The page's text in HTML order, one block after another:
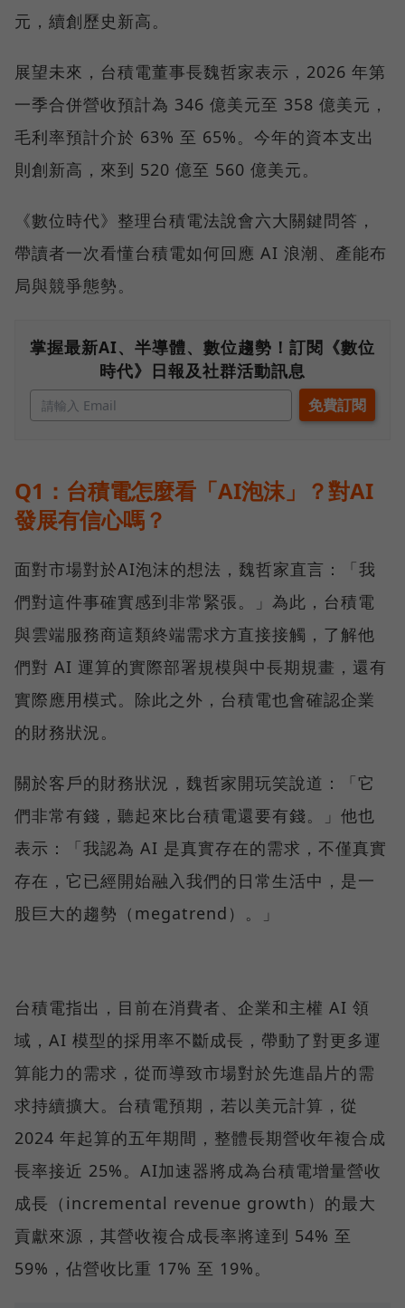
元，續創歷史新高。
展望未來，台積電董事長魏哲家表示，2026 年第
一季合併營收預計為 346 億美元至 358 億美元，
毛利率預計介於 63% 至 65%。今年的資本支出
則創新高，來到 520 億至 560 億美元。
《數位時代》整理台積電法說會六大關鍵問答，
帶讀者一次看懂台積電如何回應 AI 浪潮、產能布
局與競爭態勢。
掌握最新AI、半導體、數位趨勢！訂閱《數位
時代》日報及社群活動訊息
Q1：台積電怎麼看「AI泡沫」？對AI
發展有信心嗎？
面對市場對於AI泡沫的想法，魏哲家直言：「我
們對這件事確實感到非常緊張。」為此，台積電
與雲端服務商這類終端需求方直接接觸，了解他
們對 AI 運算的實際部署規模與中長期規畫，還有
實際應用模式。除此之外，台積電也會確認企業
的財務狀況。
關於客戶的財務狀況，魏哲家開玩笑說道：「它
們非常有錢，聽起來比台積電還要有錢。」他也
表示：「我認為 AI 是真實存在的需求，不僅真實
存在，它已經開始融入我們的日常生活中，是一
股巨大的趨勢（megatrend）。」
台積電指出，目前在消費者、企業和主權 AI 領
域，AI 模型的採用率不斷成長，帶動了對更多運
算能力的需求，從而導致市場對於先進晶片的需
求持續擴大。台積電預期，若以美元計算，從
2024 年起算的五年期間，整體長期營收年複合成
長率接近 25%。AI加速器將成為台積電增量營收
成長（incremental revenue growth）的最大
貢獻來源，其營收複合成長率將達到 54% 至
59%，佔營收比重 17% 至 19%。